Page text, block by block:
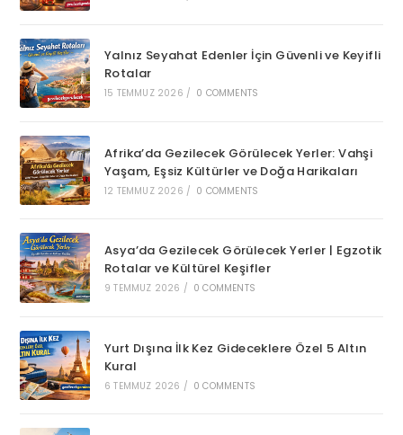
Yalnız Seyahat Edenler İçin Güvenli ve Keyifli
Rotalar
15 TEMMUZ 2026 / 0 COMMENTS
Afrika’da Gezilecek Görülecek Yerler: Vahşi
Yaşam, Eşsiz Kültürler ve Doğa Harikaları
12 TEMMUZ 2026 / 0 COMMENTS
Asya’da Gezilecek Görülecek Yerler | Egzotik
Rotalar ve Kültürel Keşifler
9 TEMMUZ 2026 / 0 COMMENTS
Yurt Dışına İlk Kez Gideceklere Özel 5 Altın
Kural
6 TEMMUZ 2026 / 0 COMMENTS